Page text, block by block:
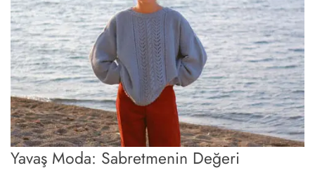
Yavaş Moda: Sabretmenin Değeri